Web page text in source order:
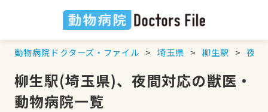
動物病院ドクターズ・ファイル 埼玉県 柳生駅 夜間
柳生駅(埼玉県)、夜間対応の獣医・
動物病院一覧